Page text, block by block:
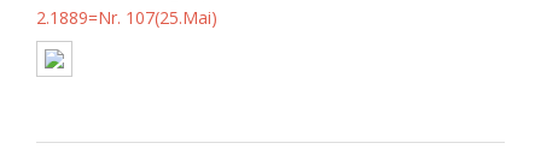
2.1889=Nr. 107(25.Mai)